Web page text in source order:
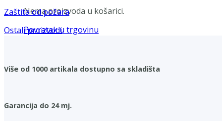
Nema proizvoda u košarici.
Povratak u trgovinu
Zaštita od požara
Ostali proizvodi
Više od 1000 artikala dostupno sa skladišta
Garancija do 24 mj.